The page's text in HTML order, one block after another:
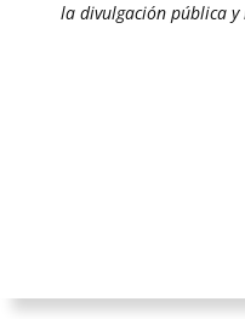
la divulgación pública